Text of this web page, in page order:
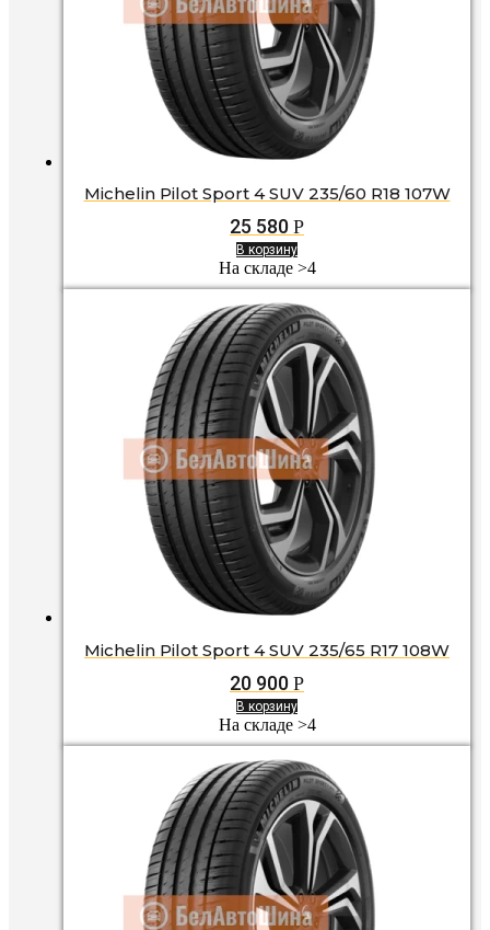
Michelin Pilot Sport 4 SUV 235/60 R18 107W
25 580 Р
В корзину
На складе >4
Michelin Pilot Sport 4 SUV 235/65 R17 108W
20 900 Р
В корзину
На складе >4